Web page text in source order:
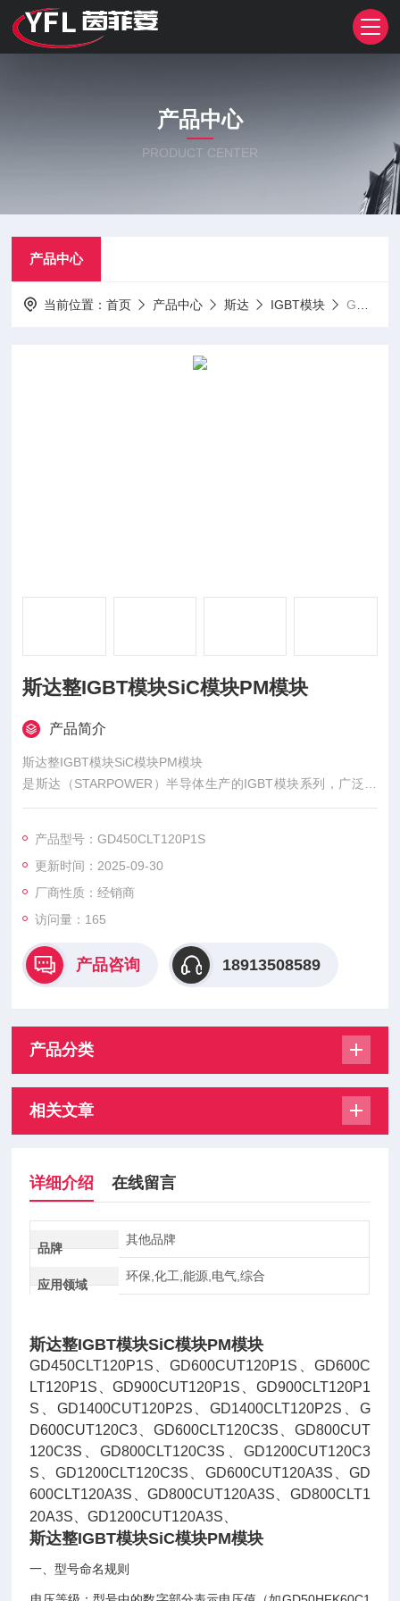
产品中心
PRODUCT CENTER
产品中心
当前位置：首页 产品中心 斯达 IGBT模块 GD450CLT120P1S斯达整IGBT模块SiC模块PM模块
斯达整IGBT模块SiC模块PM模块
产品简介
斯达整IGBT模块SiC模块PM模块
是斯达（STARPOWER）半导体生产的IGBT模块系列，广泛应
用于电力电子领域，具有高电压、大电流、高可靠性等特点‌。
S、GD900CUT120P1S、GD900CLT120P1S、GD1400CUT12
0P2S、GD1400CLT120P2S、GD600CUT120C3
产品型号：GD450CLT120P1S
更新时间：2025-09-30
厂商性质：经销商
访问量：165
产品咨询 18913508589
产品分类
相关文章
详细介绍 在线留言
品牌
其他品牌
应用领域
环保,化工,能源,电气,综合
斯达整IGBT模块SiC模块PM模块
GD450CLT120P1S、GD600CUT120P1S、GD600C
LT120P1S、GD900CUT120P1S、GD900CLT120P1
S、GD1400CUT120P2S、GD1400CLT120P2S、G
D600CUT120C3、GD600CLT120C3S、GD800CUT
120C3S、GD800CLT120C3S、GD1200CUT120C3
S、GD1200CLT120C3S、GD600CUT120A3S、GD
600CLT120A3S、GD800CUT120A3S、GD800CLT1
20A3S、GD1200CUT120A3S、
斯达整IGBT模块SiC模块PM模块
一、型号命名规则